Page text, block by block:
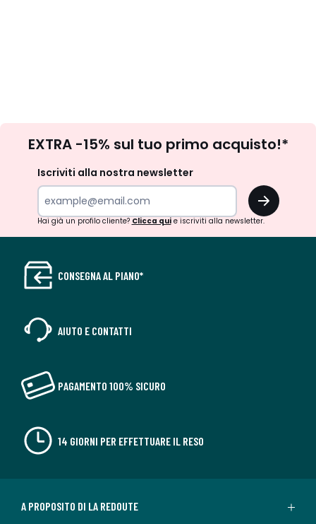
newsletter
EXTRA -15% sul tuo primo acquisto!*
Iscriviti alla nostra newsletter
OK
Hai già un profilo cliente? Clicca quie iscriviti alla newsletter.
CONSEGNA AL PIANO*
AIUTO E CONTATTI
PAGAMENTO 100% SICURO
14 GIORNI PER EFFETTUARE IL RESO
A PROPOSITO DI LA REDOUTE